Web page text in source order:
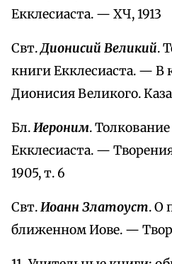
Екклесиаста. — ХЧ, 1913
Свт.Дионисий Великий.
книги Екклесиаста. — В
Дионисия Великого.
Бл.Иероним.
Екклесиаста. —
1905, т. 6
Свт.Иоанн Златоуст. О
ближенном Иове. —